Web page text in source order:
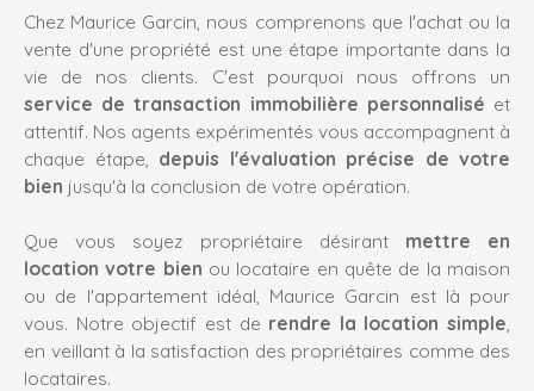
Chez Maurice Garcin, nous comprenons que l'achat ou la
vente d'une propriété est une étape importante dans la
vie de nos clients. C'est pourquoi nous offrons un
service de transaction immobilière personnalisé et
attentif. Nos agents expérimentés vous accompagnent à
chaque étape, depuis l'évaluation précise de votre
bien jusqu'à la conclusion de votre opération.
Que vous soyez propriétaire désirant mettre en
location votre bien ou locataire en quête de la maison
ou de l'appartement idéal, Maurice Garcin est là pour
vous. Notre objectif est de rendre la location simple,
en veillant à la satisfaction des propriétaires comme des
locataires.